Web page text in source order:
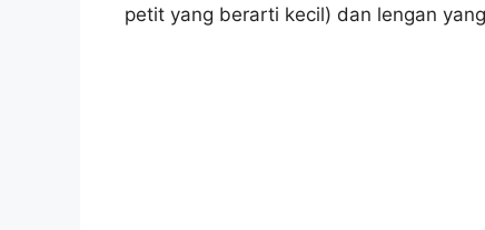
petit yang berarti kecil) dan lengan